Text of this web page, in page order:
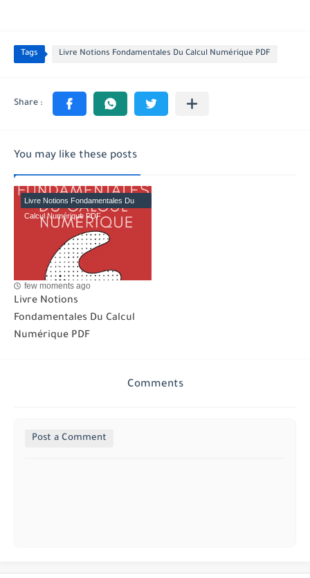
Tags Livre Notions Fondamentales Du Calcul Numérique PDF
You may like these posts
Livre Notions Fondamentales Du
Calcul Numérique PDF
few moments ago
Livre Notions
Fondamentales Du Calcul
Numérique PDF
Comments
Post a Comment